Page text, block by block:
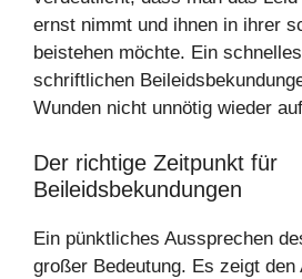
ernst nimmt und ihnen in ihrer
beistehen möchte. Ein
schriftlichen
Wunden nicht unnötig wieder
Der richtige Zeitpunkt für
Beileidsbekundungen
Ein pünktliches Aussprechen
großer Bedeutung. Es zeigt den